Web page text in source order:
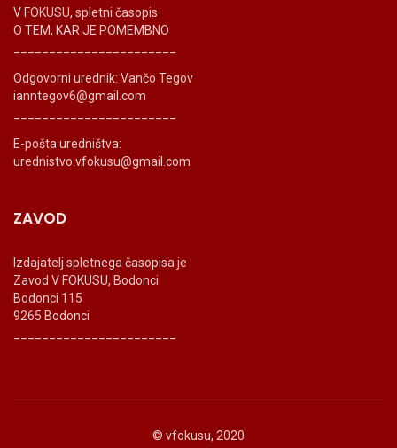
V FOKUSU, spletni časopis
O TEM, KAR JE POMEMBNO
Odgovorni urednik: Vančo Tegov
ianntegov6@gmail.com
E-pošta uredništva:
urednistvo.vfokusu@gmail.com
ZAVOD
Izdajatelj spletnega časopisa je
Zavod V FOKUSU, Bodonci
Bodonci 115
9265 Bodonci
© vfokusu, 2020